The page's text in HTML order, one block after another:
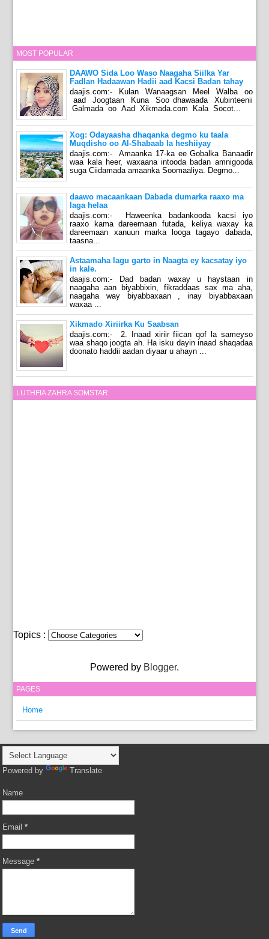
MOST POPULAR
DAAWO Sida Loo Waso Naagaha Siilka Yar
Fadlan Hadaawan Hadii aad Kacsi Badan tahay
daajis.com:- Kulan Wanaagsan Meel Walba oo
aad Joogtaan Kuna Soo dhawaada Xubinteenii
Galmada oo Aad Xikmada.com Kala Socot...
Xog: Odayaasha dhaqanka degmo ku taala
Muqdisho oo Al-Shabaab la heshiiyay
daajis.com:- Amaanka 17-ka ee Gobalka Banaadir
waa kala heer, waxaana intooda badan amnigooda
suga Ciidamada amaanka Soomaaliya. Degmo...
daawo macaankaan Dabada dumarka raaxo ma
laga helaa
daajis.com:- Haweenka badankooda kacsi iyo
raaxo kama dareemaan futada, keliya waxay ka
dareemaan xanuun marka looga tagayo dabada,
taasna...
Astaamaha lagu garto in Naagta ey kacsatay iyo
in kale.
daajis.com:- Dad badan waxay u haystaan in
naagaha aan biyabbixin, fikraddaas sax ma aha,
naagaha way biyabbaxaan , inay biyabbaxaan
waxaa ...
Xikmado Xiriirka Ku Saabsan
daajis.com:- 2. Inaad xiriir fiican qof la sameyso
waa shaqo joogta ah. Ha isku dayin inaad shaqadaa
doonato haddii aadan diyaar u ahayn ...
LUTHFIA ZAHRA SOMSTAR
Topics :
Powered by Blogger.
PAGES
Home
Powered by Translate
Name
Email*
Message*